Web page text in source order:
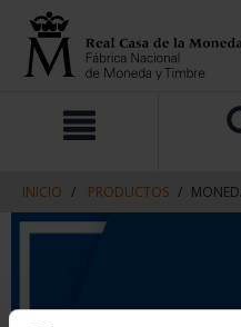
contenido
navegacin
INICIO PRODUCTOS